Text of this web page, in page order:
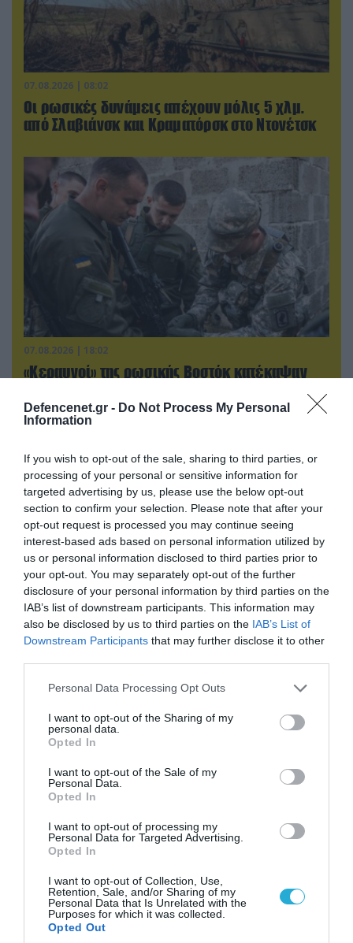
Defencenet.gr - Do Not Process My Personal
Information
If you wish to opt-out of the sale, sharing to third parties, or
processing of your personal or sensitive information for
targeted advertising by us, please use the below opt-out
section to confirm your selection. Please note that after your
opt-out request is processed you may continue seeing
interest-based ads based on personal information utilized by
us or personal information disclosed to third parties prior to
your opt-out. You may separately opt-out of the further
disclosure of your personal information by third parties on the
IAB’s list of downstream participants. This information may
also be disclosed by us to third parties on the IAB’s List of
Downstream Participants that may further disclose it to other
Please note that this website/app uses one or more Google
not limited to your visit or usage behaviour. You may click to
grant or deny consent to Google and its third-party tags to
use your data for below specified purposes in below Google
consent section.
Personal Data Processing Opt Outs
I want to opt-out of the Sharing of my
personal data.
Opted In
I want to opt-out of the Sale of my
Personal Data.
Opted In
I want to opt-out of processing my
Personal Data for Targeted Advertising.
Opted In
I want to opt-out of Collection, Use,
Retention, Sale, and/or Sharing of my
Personal Data that Is Unrelated with the
Purposes for which it was collected.
Opted Out
07.08.2026 | 08:02
Οι ρωσικές δυνάμεις απέχουν μόλις 5 χλμ.
από Σλαβιάνσκ και Κραματόρσκ στο Ντονέτσκ
07.08.2026 | 18:02
«Κεραυνοί» της ρωσικής Βοστόκ κατέκαψαν
Αμερικανούς μισθοφόρους – Δείτε βίντεο
07.08.2026 | 19:02
μετά της προσπάθειάς τους (βίντεο)
07.08.2026 | 20:02
Ο Γιάννης Αλαφούζος «τέλειωσε» τον